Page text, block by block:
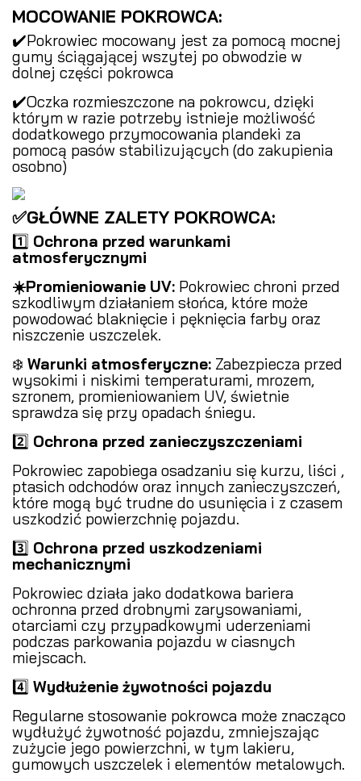
MOCOWANIE POKROWCA:
✔️Pokrowiec mocowany jest za pomocą mocnej
gumy ściągającej wszytej po obwodzie w
dolnej części pokrowca
✔️Oczka rozmieszczone na pokrowcu, dzięki
którym w razie potrzeby istnieje możliwość
dodatkowego przymocowania plandeki za
pomocą pasów stabilizujących (do zakupienia
osobno)
✅GŁÓWNE ZALETY POKROWCA:
1️⃣ Ochrona przed warunkami
atmosferycznymi
☀️Promieniowanie UV: Pokrowiec chroni przed
szkodliwym działaniem słońca, które może
powodować blaknięcie i pęknięcia farby oraz
niszczenie uszczelek.
❄️ Warunki atmosferyczne: Zabezpiecza przed
wysokimi i niskimi temperaturami, mrozem,
szronem, promieniowaniem UV, świetnie
sprawdza się przy opadach śniegu.
2️⃣ Ochrona przed zanieczyszczeniami
Pokrowiec zapobiega osadzaniu się kurzu, liści ,
ptasich odchodów oraz innych zanieczyszczeń,
które mogą być trudne do usunięcia i z czasem
uszkodzić powierzchnię pojazdu.
3️⃣ Ochrona przed uszkodzeniami
mechanicznymi
Pokrowiec działa jako dodatkowa bariera
ochronna przed drobnymi zarysowaniami,
otarciami czy przypadkowymi uderzeniami
podczas parkowania pojazdu w ciasnych
miejscach.
4️⃣ Wydłużenie żywotności pojazdu
Regularne stosowanie pokrowca może znacząco
wydłużyć żywotność pojazdu, zmniejszając
zużycie jego powierzchni, w tym lakieru,
gumowych uszczelek i elementów metalowych.